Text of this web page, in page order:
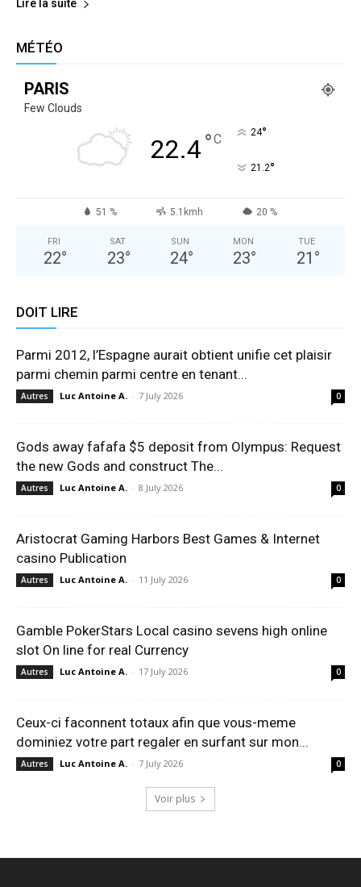
Lire la suite
MÉTÉO
PARIS
Few Clouds
22.4°C 24°
21.2°
51 % 5.1kmh 20 %
FRI
22°
SAT
23°
SUN
24°
MON
23°
TUE
21 °
DOIT LIRE
Parmi 2012, l’Espagne aurait obtient unifie cet plaisir
parmi chemin parmi centre en tenant...
Autres Luc Antoine A. - 7 July 2026 0
Gods away fafafa $5 deposit from Olympus: Request
the new Gods and construct The...
Autres Luc Antoine A. - 8 July 2026 0
Aristocrat Gaming Harbors Best Games & Internet
casino Publication
Autres Luc Antoine A. - 11 July 2026 0
Gamble PokerStars Local casino sevens high online
slot On line for real Currency
Autres Luc Antoine A. - 17 July 2026 0
Ceux-ci faconnent totaux afin que vous-meme
dominiez votre part regaler en surfant sur mon...
Autres Luc Antoine A. - 7 July 2026 0
Voir plus